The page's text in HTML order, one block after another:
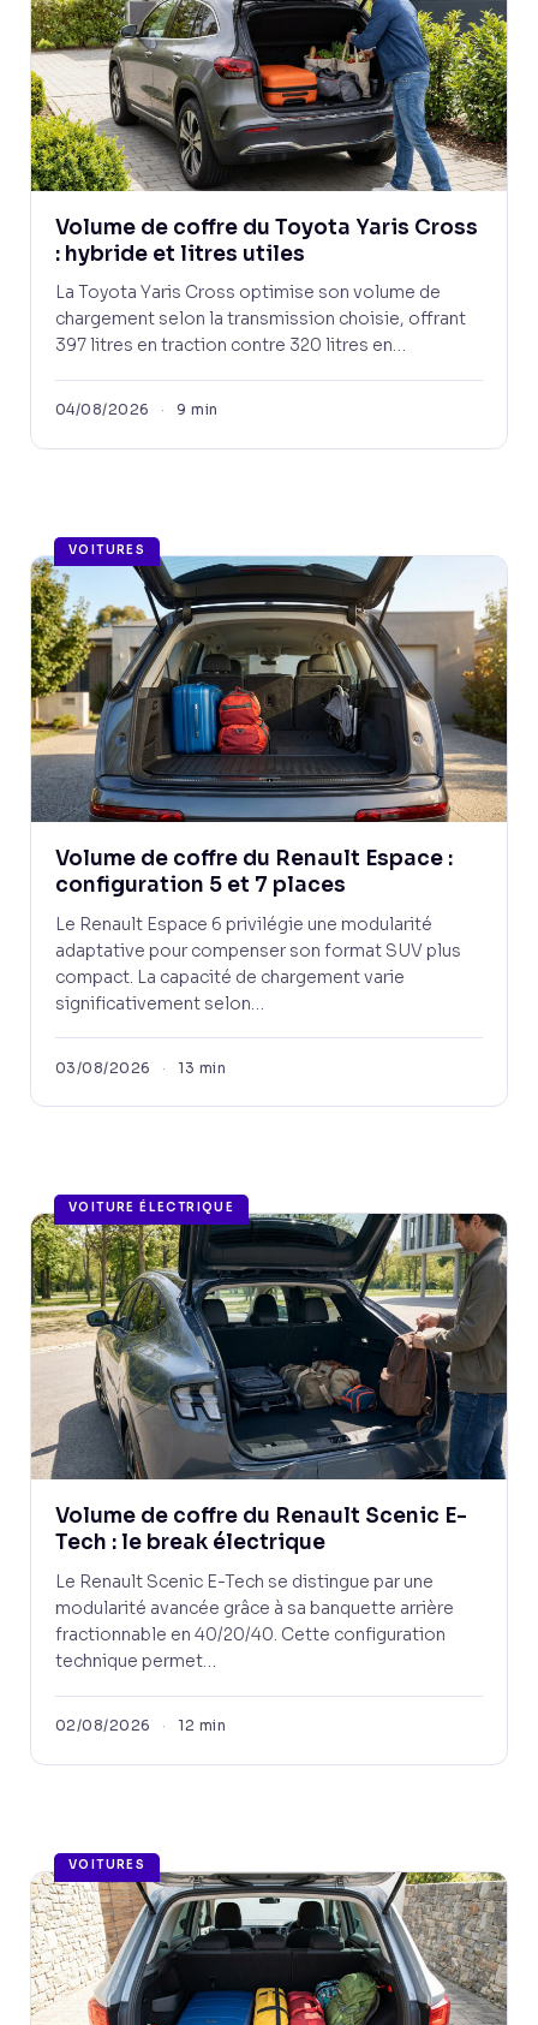
Volume de coffre du Toyota Yaris Cross
: hybride et litres utiles
La Toyota Yaris Cross optimise son volume de
chargement selon la transmission choisie, offrant
397 litres en traction contre 320 litres en…
04/08/2026 · 9 min
VOITURES
Volume de coffre du Renault Espace :
configuration 5 et 7 places
Le Renault Espace 6 privilégie une modularité
adaptative pour compenser son format SUV plus
compact. La capacité de chargement varie
significativement selon…
03/08/2026 · 13 min
VOITURE ÉLECTRIQUE
Volume de coffre du Renault Scenic E-
Tech : le break électrique
Le Renault Scenic E-Tech se distingue par une
modularité avancée grâce à sa banquette arrière
fractionnable en 40/20/40. Cette configuration
technique permet…
02/08/2026 · 12 min
VOITURES